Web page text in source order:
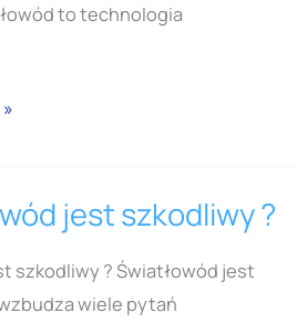
to technologia
jest szkodliwy ?
szkodliwy ? Światłowód jest
wiele pytań